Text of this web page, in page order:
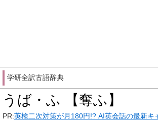
学研全訳古語辞典
うば・ふ 【奪ふ】
PR:英検二次対策が月180円!? AI英会話の最新キ